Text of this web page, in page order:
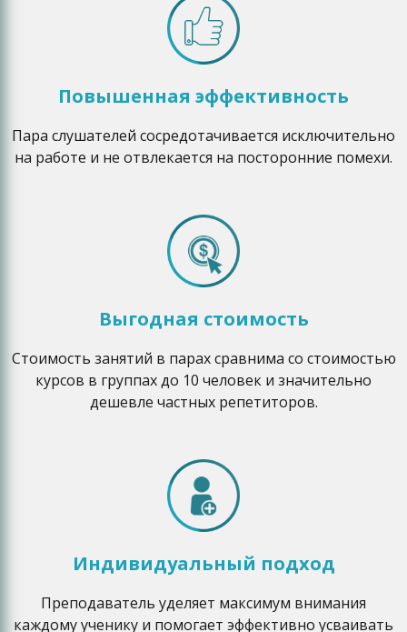
Повышенная эффективность
Пара слушателей сосредотачивается исключительно
на работе и не отвлекается на посторонние помехи.
Выгодная стоимость
Стоимость занятий в парах сравнима со стоимостью
курсов в группах до 10 человек и значительно
дешевле частных репетиторов.
Индивидуальный подход
Преподаватель уделяет максимум внимания
каждому ученику и помогает эффективно усваивать